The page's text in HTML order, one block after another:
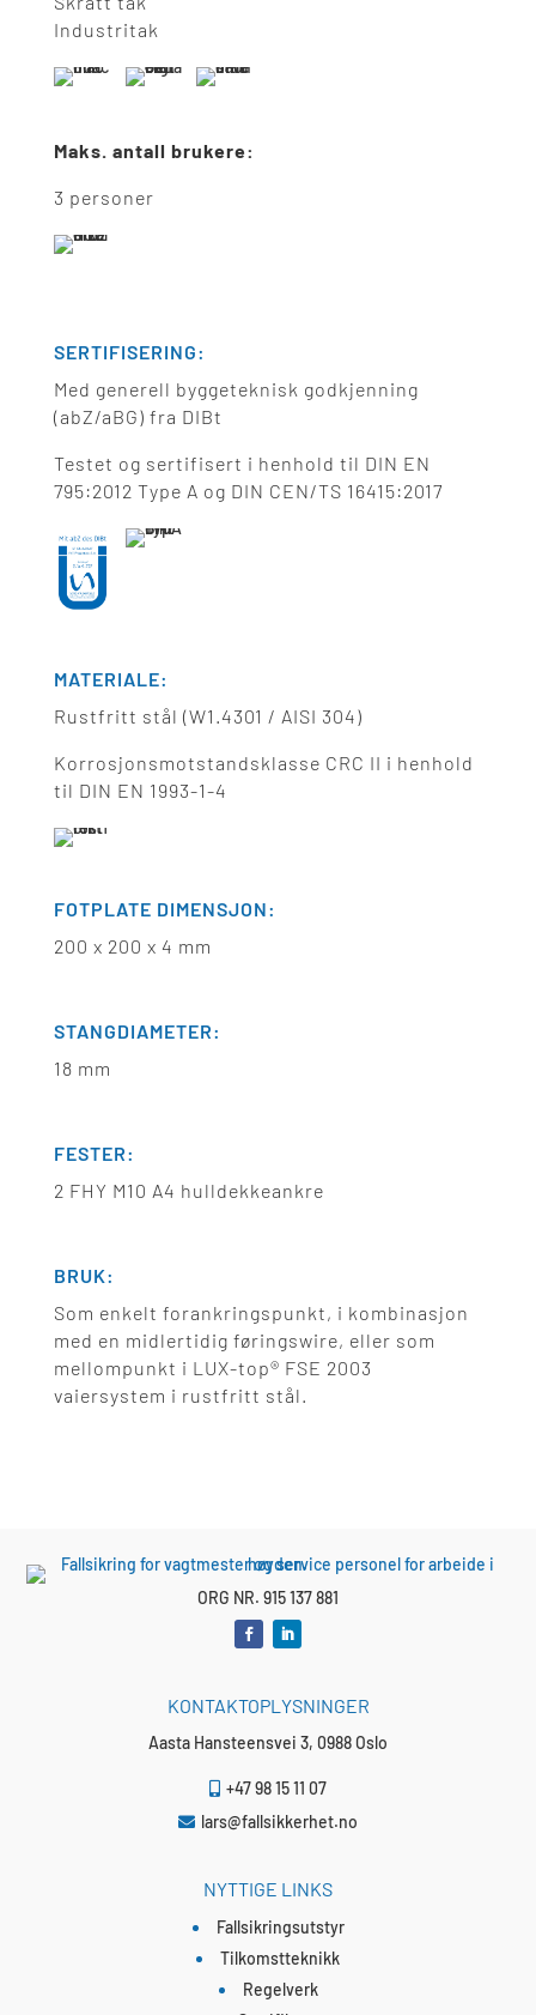
Industritak
Maks. antall brukere:
3 personer
SERTIFISERING:
Med generell byggeteknisk godkjenning
(abZ/aBG) fra DIBt
Testet og sertifisert i henhold til DIN EN
795:2012 Type A og DIN CEN/TS 16415:2017
MATERIALE:
Rustfritt stål (W1.4301 / AISI 304)
Korrosjonsmotstandsklasse CRC II i henhold
til DIN EN 1993-1-4
FOTPLATE DIMENSJON:
200 x 200 x 4 mm
STANGDIAMETER:
18 mm
FESTER:
2 FHY M10 A4 hulldekkeankre
BRUK:
Som enkelt forankringspunkt, i kombinasjon
med en midlertidig føringswire, eller som
mellompunkt i LUX-top® FSE 2003
vaiersystem i rustfritt stål.
ORG NR. 915 137 881
KONTAKTOPLYSNINGER
Aasta Hansteensvei 3, 0988 Oslo
+47 98 15 11 07
 lars@fallsikkerhet.no
NYTTIGE LINKS
Fallsikringsutstyr
Tilkomstteknikk
Regelverk